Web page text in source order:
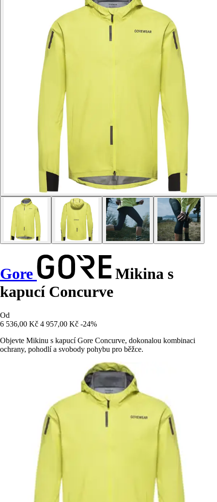
Gore
Mikina s
kapucí Concurve
Od
6 536,00 Kč 4 957,00 Kč -24%
Objevte Mikinu s kapucí Gore Concurve, dokonalou kombinaci
ochrany, pohodlí a svobody pohybu pro běžce.